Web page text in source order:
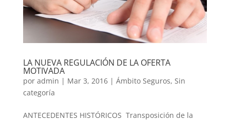
LA NUEVA REGULACIÓN DE LA OFERTA
MOTIVADA
por admin | Mar 3, 2016| Ámbito Seguros, Sin
categoría
ANTECEDENTES HISTÓRICOS Transposición de la